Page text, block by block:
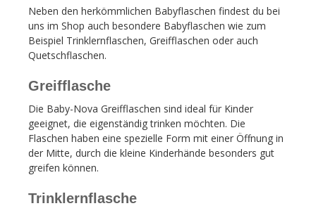
Neben den herkömmlichen Babyflaschen findest du bei
uns im Shop auch besondere Babyflaschen wie zum
Beispiel Trinklernflaschen, Greifflaschen oder auch
Quetschflaschen.
Greifflasche
Die Baby-Nova Greifflaschen sind ideal für Kinder
geeignet, die eigenständig trinken möchten. Die
Flaschen haben eine spezielle Form mit einer Öffnung in
der Mitte, durch die kleine Kinderhände besonders gut
greifen können.
Trinklernflasche